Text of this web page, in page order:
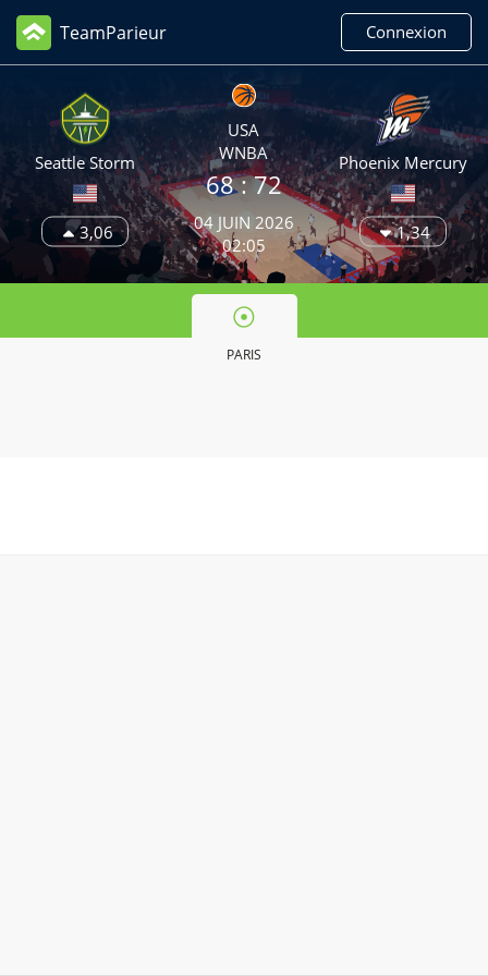
TeamParieur Connexion
Seattle Storm
3,06
USA
WNBA
68 :72
04 JUIN 2026
02:05
Phoenix Mercury
1,34
PARIS